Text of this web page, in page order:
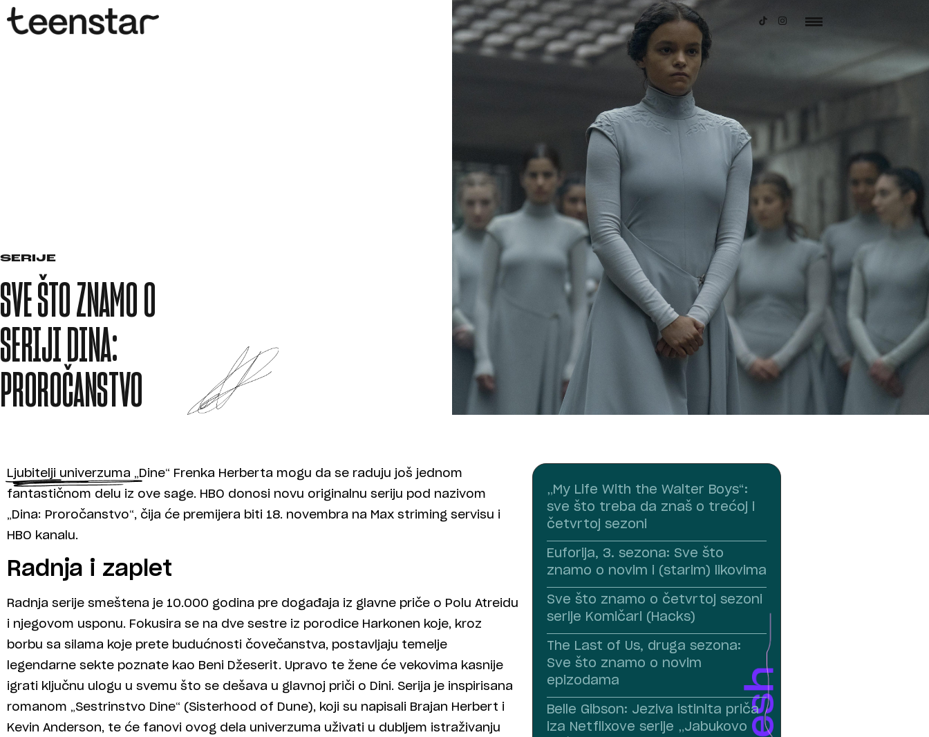
SERIJE
SVE ŠTO ZNAMO O
SERIJI DINA:
PROROČANSTVO
Ljubitelji univerzuma „Dine“ Frenka Herberta mogu da se raduju još jednom
fantastičnom delu iz ove sage. HBO donosi novu originalnu seriju pod nazivom
„Dina: Proročanstvo“, čija će premijera biti 18. novembra na Max striming servisu i
HBO kanalu.
Radnja i zaplet
Radnja serije smeštena je 10.000 godina pre događaja iz glavne priče o Polu Atreidu
i njegovom usponu. Fokusira se na dve sestre iz porodice Harkonen koje, kroz
borbu sa silama koje prete budućnosti čovečanstva, postavljaju temelje
legendarne sekte poznate kao Beni Džeserit. Upravo te žene će vekovima kasnije
igrati ključnu ulogu u svemu što se dešava u glavnoj priči o Dini. Serija je inspirisana
romanom „Sestrinstvo Dine“ (Sisterhood of Dune), koji su napisali Brajan Herbert i
Kevin Anderson, te će fanovi ovog dela univerzuma uživati u dubljem istraživanju
„My Life With the Walter Boys“:
sve što treba da znaš o trećoj i
četvrtoj sezoni
Euforija, 3. sezona: Sve što
znamo o novim i (starim) likovima
Sve što znamo o četvrtoj sezoni
serije Komičari (Hacks)
The Last of Us, druga sezona:
Sve što znamo o novim
epizodama
Belle Gibson: Jeziva istinita priča
iza Netflixove serije „Jabukovo